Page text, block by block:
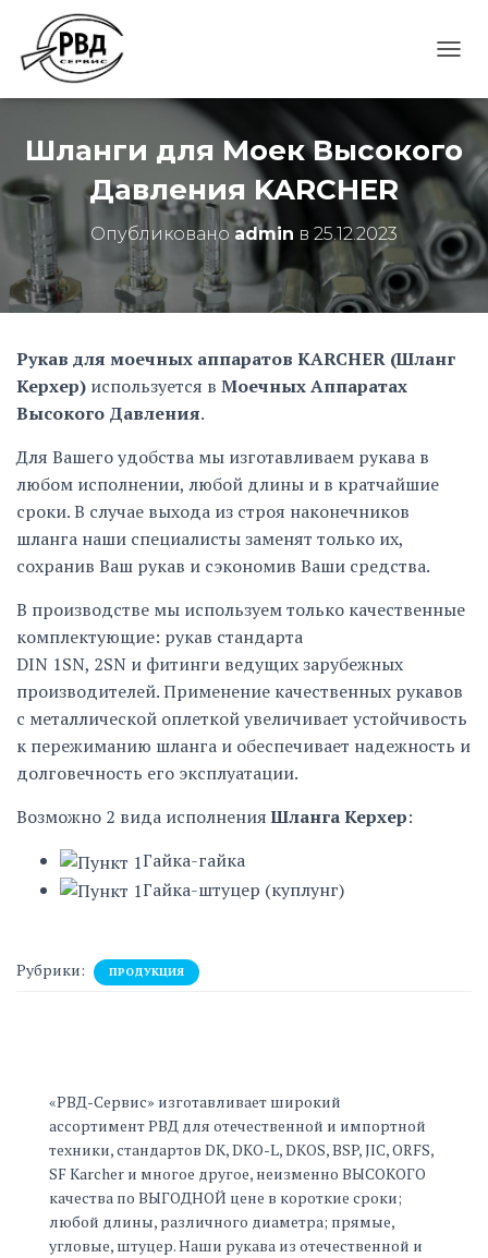
Е
К
Ю
И
Т
Ь
А
И
Шланги для Моек Высокого
Давления KARCHER
Опубликовано admin в 25.12.2023
Рукав для моечных аппаратов KАRCHER (Шланг
Керхер) используется в Моечных Аппаратах
Высокого Давления.
Для Вашего удобства мы изготавливаем рукава в
любом исполнении, любой длины и в кратчайшие
сроки. В случае выхода из строя наконечников
шланга наши специалисты заменят только их,
сохранив Ваш рукав и сэкономив Ваши средства.
В производстве мы используем только качественные
комплектующие: рукав стандарта
DIN 1SN, 2SN и фитинги ведущих зарубежных
производителей. Применение качественных рукавов
с металлической оплеткой увеличивает устойчивость
к пережиманию шланга и обеспечивает надежность и
долговечность его эксплуатации.
Возможно 2 вида исполнения Шланга Керхер:
Гайка-гайка
Гайка-штуцер (куплунг)
Рубрики: ПРОДУКЦИЯ
«РВД-Сервис» изготавливает широкий
ассортимент РВД для отечественной и импортной
техники, стандартов DK, DKO-L, DKOS, BSP, JIC, ORFS,
SF Karcher и многое другое, неизменно ВЫСОКОГО
качества по ВЫГОДНОЙ цене в короткие сроки;
любой длины, различного диаметра; прямые,
угловые, штуцер. Наши рукава из отечественной и